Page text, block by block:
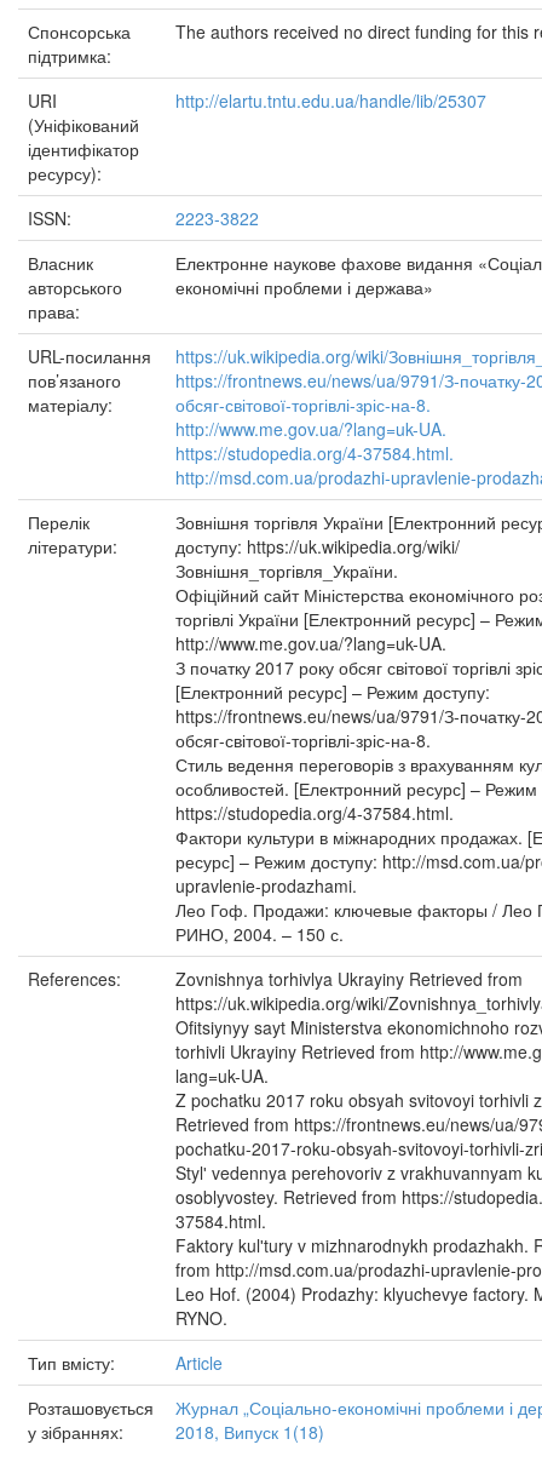
Спонсорська
підтримка:
The authors received no direct funding for this
URI
(Уніфікований
ідентифікатор
ресурсу):
http://elartu.tntu.edu.ua/handle/lib/25307
ISSN:
2223-3822
Власник
авторського
права:
Електронне наукове фахове видання
економічні проблеми і держава»
URL-посилання
пов’язаного
матеріалу:
https://uk.wikipedia.org/wiki/
https://frontnews.eu/news/ua/9791/З-початку-
обсяг-світової-торгівлі-зріс-на-8.
http://www.me.gov.ua/?lang=uk-UA.
https://studopedia.org/4-37584.html.
http://msd.com.ua/prodazhi-upravlenie-
Перелік
літератури:
Зовнішня торгівля України [Електронний
доступу: https://uk.wikipedia.org/wiki/
Зовнішня_торгівля_України.
Офіційний сайт Міністерства економічного
торгівлі України [Електронний ресурс] –
http://www.me.gov.ua/?lang=uk-UA.
З початку 2017 року обсяг світової торгівлі
[Електронний ресурс] – Режим доступу:
https://frontnews.eu/news/ua/9791/З-початку-
обсяг-світової-торгівлі-зріс-на-8.
Стиль ведення переговорів з врахуванням
особливостей. [Електронний ресурс] – Режим
https://studopedia.org/4-37584.html.
Фактори культури в міжнародних продажах.
ресурс] – Режим доступу: http://msd.com.ua/
upravlenie-prodazhami.
Лео Гоф. Продажи: ключевые факторы /
РИНО, 2004. – 150 с.
References:
Zovnishnya torhivlya Ukrayiny Retrieved from
https://uk.wikipedia.org/wiki/
Ofitsiynyy sayt Ministerstva ekonomichnoho
torhivli Ukrayiny Retrieved from http://
lang=uk-UA.
Z pochatku 2017 roku obsyah svitovoyi torhivli
Retrieved from https://frontnews.eu/news/ua/
pochatku-2017-roku-obsyah-svitovoyi-torhivli-
Stylʹ vedennya perehovoriv z vrakhuvannyam
osoblyvostey. Retrieved from https://
37584.html.
Faktory kulʹtury v mizhnarodnykh prodazhakh.
from http://msd.com.ua/prodazhi-upravlenie-
Leo Hof. (2004) Prodazhy: klyuchevye factory.
RYNO.
Тип вмісту:
Article
Розташовується
у зібраннях:
Журнал „Соціально-економічні проблеми і
2018, Випуск 1(18)